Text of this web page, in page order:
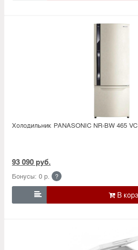
Холодильник PANASONIC NR-BW 465 VC
93 090 руб.
Бонусы: 0 р. ?
